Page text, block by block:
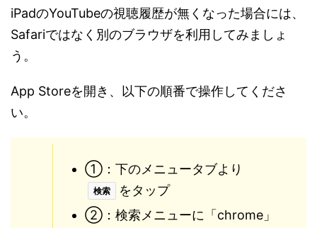
iPadのYouTubeの視聴履歴が無くなった場合には、
Safariではなく別のブラウザを利用してみましょ
う。
App Storeを開き、以下の順番で操作してくださ
い。
①：下のメニュータブより
検索
をタップ
②：検索メニューに「chrome」